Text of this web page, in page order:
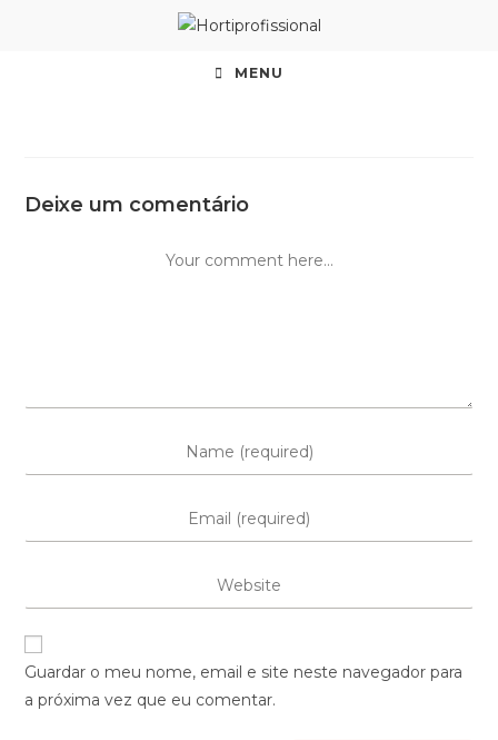
MENU
Deixe um comentário
Guardar o meu nome, email e site neste navegador para
a próxima vez que eu comentar.